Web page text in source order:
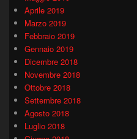
Aprile 2019
Marzo 2019
Febbraio 2019
Gennaio 2019
Dicembre 2018
Novembre 2018
Ottobre 2018
Settembre 2018
Agosto 2018
Luglio 2018